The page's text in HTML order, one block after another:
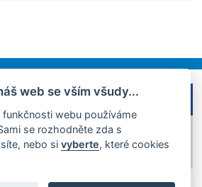
FACEBOOK
web se vším všudy...
funkčnosti webu používáme
se rozhodněte zda s
nebo sivyberte, které cookies